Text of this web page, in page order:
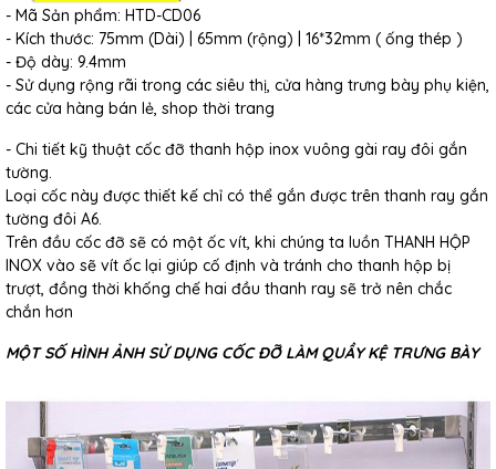
- Mã Sản phẩm: HTD-CD06
- Kích thước: 75mm (Dài) | 65mm (rộng) | 16*32mm ( ống thép )
- Độ dày: 9.4mm
- Sử dụng rộng rãi trong các siêu thị, cửa hàng trưng bày phụ kiện,
các cửa hàng bán lẻ, shop thời trang
- Chi tiết kỹ thuật cốc đỡ thanh hộp inox vuông gài ray đôi gắn
tường.
Loại cốc này được thiết kế chỉ có thể gắn được trên thanh ray gắn
tường đôi A6.
Trên đầu cốc đỡ sẽ có một ốc vít, khi chúng ta luồn THANH HỘP
INOX vào sẽ vít ốc lại giúp cố định và tránh cho thanh hộp bị
trượt, đồng thời khống chế hai đầu thanh ray sẽ trở nên chắc
chắn hơn
MỘT SỐ HÌNH ẢNH SỬ DỤNG CỐC ĐỠ LÀM QUẦY KỆ TRƯNG BÀY